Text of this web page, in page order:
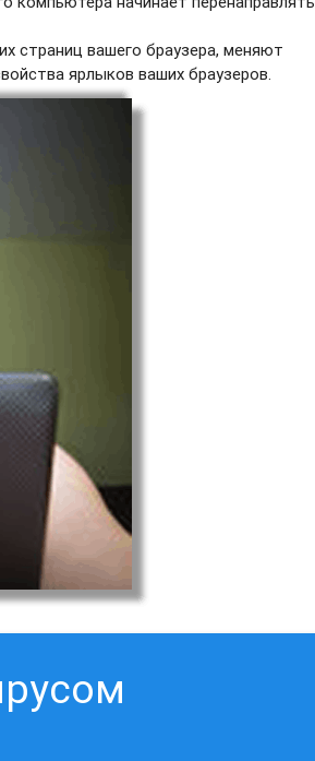
страниц вашего браузера, меняют
ярлыков ваших браузеров.